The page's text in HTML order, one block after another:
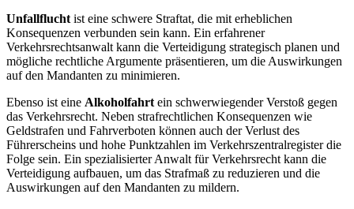
Unfallflucht ist eine schwere Straftat, die mit erheblichen
Konsequenzen verbunden sein kann. Ein erfahrener
Verkehrsrechtsanwalt kann die Verteidigung strategisch planen und
mögliche rechtliche Argumente präsentieren, um die Auswirkungen
auf den Mandanten zu minimieren.
Ebenso ist eine Alkoholfahrt ein schwerwiegender Verstoß gegen
das Verkehrsrecht. Neben strafrechtlichen Konsequenzen wie
Geldstrafen und Fahrverboten können auch der Verlust des
Führerscheins und hohe Punktzahlen im Verkehrszentralregister die
Folge sein. Ein spezialisierter Anwalt für Verkehrsrecht kann die
Verteidigung aufbauen, um das Strafmaß zu reduzieren und die
Auswirkungen auf den Mandanten zu mildern.